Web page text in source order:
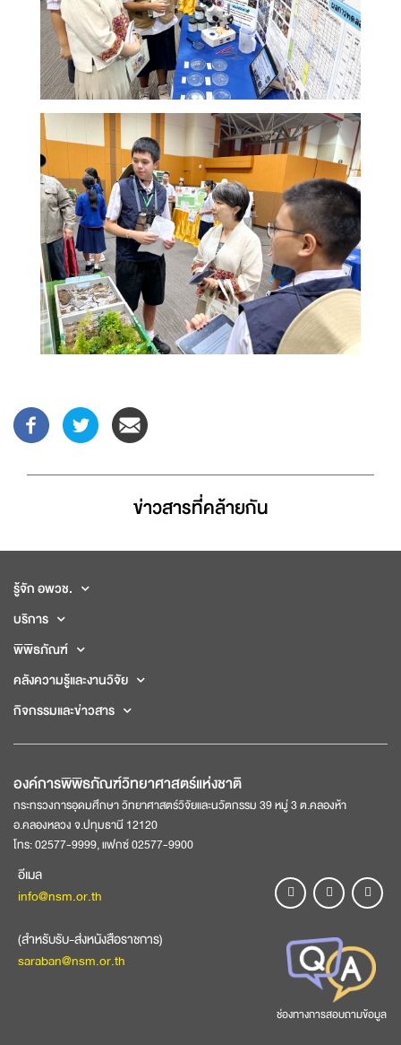
ข่าวสารที่่คล้ายกัน
รู้จัก อพวช.
บริการ
พิพิธภัณฑ์
คลังความรู้และงานวิจัย
กิจกรรมและข่าวสาร
องค์การพิพิธภัณฑ์วิทยาศาสตร์แห่งชาติ
กระทรวงการอุดมศึกษา วิทยาศาสตร์วิจัยและนวัตกรรม 39 หมู่ 3 ต.คลองห้า
อ.คลองหลวง จ.ปทุมธานี 12120
โทร: 02577-9999, แฟกซ์ 02577-9900
อีเมล
info@nsm.or.th
(สำหรับรับ-ส่งหนังสือราชการ)
saraban@nsm.or.th
ช่องทางการสอบถามข้อมูล